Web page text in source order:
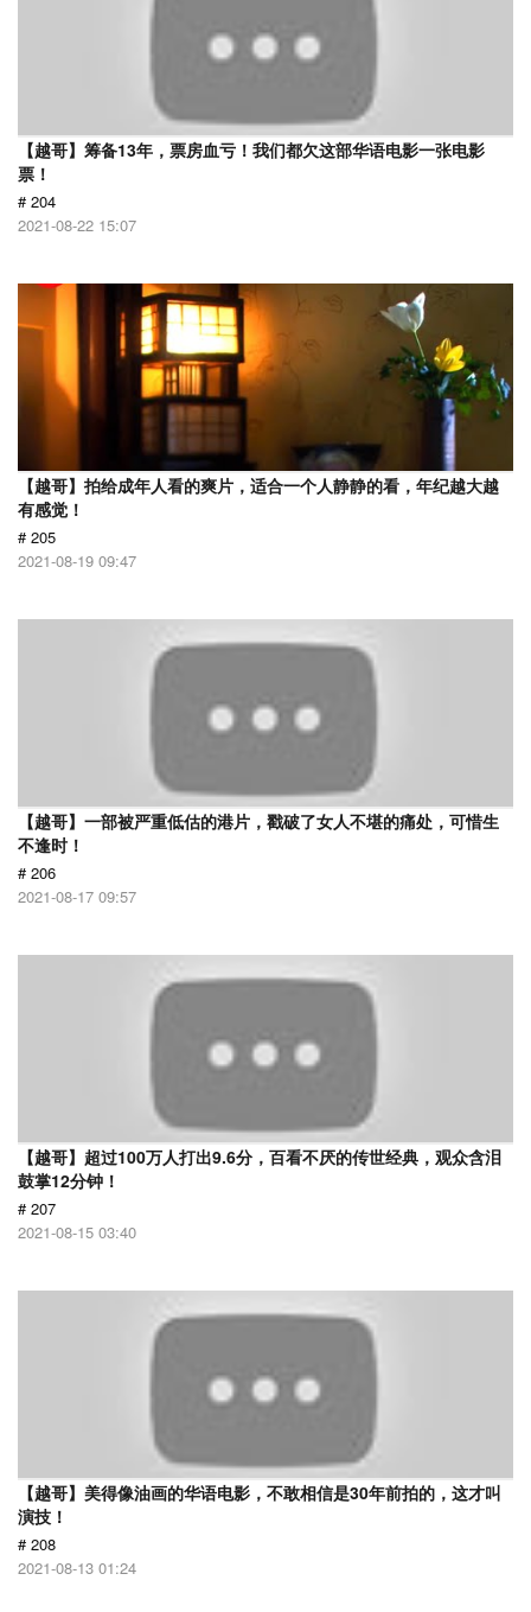
【越哥】筹备13年，票房血亏！我们都欠这部华语电影一张电影
票！
# 204
2021-08-22 15:07
【越哥】拍给成年人看的爽片，适合一个人静静的看，年纪越大越
有感觉！
# 205
2021-08-19 09:47
【越哥】一部被严重低估的港片，戳破了女人不堪的痛处，可惜生
不逢时！
# 206
2021-08-17 09:57
【越哥】超过100万人打出9.6分，百看不厌的传世经典，观众含泪
鼓掌12分钟！
# 207
2021-08-15 03:40
【越哥】美得像油画的华语电影，不敢相信是30年前拍的，这才叫
演技！
# 208
2021-08-13 01:24